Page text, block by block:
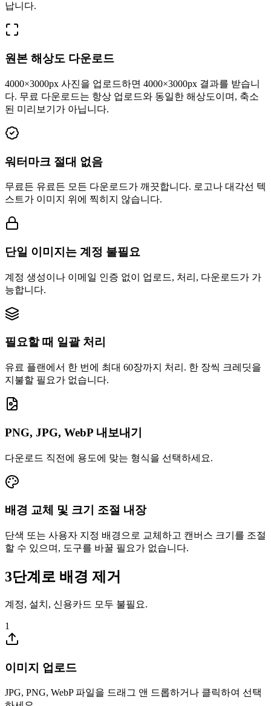
납니다.
원본 해상도 다운로드
4000×3000px 사진을 업로드하면 4000×3000px 결과를 받습니
다. 무료 다운로드는 항상 업로드와 동일한 해상도이며, 축소
된 미리보기가 아닙니다.
워터마크 절대 없음
무료든 유료든 모든 다운로드가 깨끗합니다. 로고나 대각선 텍
스트가 이미지 위에 찍히지 않습니다.
단일 이미지는 계정 불필요
계정 생성이나 이메일 인증 없이 업로드, 처리, 다운로드가 가
능합니다.
필요할 때 일괄 처리
유료 플랜에서 한 번에 최대 60장까지 처리. 한 장씩 크레딧을
지불할 필요가 없습니다.
PNG, JPG, WebP 내보내기
다운로드 직전에 용도에 맞는 형식을 선택하세요.
배경 교체 및 크기 조절 내장
단색 또는 사용자 지정 배경으로 교체하고 캔버스 크기를 조절
할 수 있으며, 도구를 바꿀 필요가 없습니다.
3단계로 배경 제거
계정, 설치, 신용카드 모두 불필요.
1
이미지 업로드
JPG, PNG, WebP 파일을 드래그 앤 드롭하거나 클릭하여 선택